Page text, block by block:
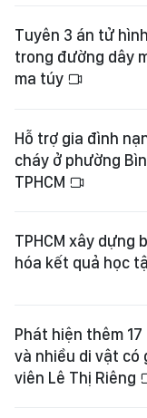
Tuyên 3 án tử
trong đường dây
ma túy
Hỗ trợ gia đình
cháy ở phường
TPHCM
TPHCM xây dựng
hóa kết quả học
Phát hiện thêm
và nhiều di vật có
viên Lê Thị Riêng